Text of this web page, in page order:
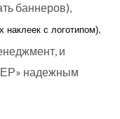
баннеров),
наклеек с логотипом),
и
надежным